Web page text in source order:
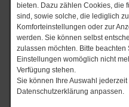
bieten. Dazu zählen Cookies, die
sind, sowie solche, die lediglich
Komforteinstellungen oder zur
werden. Sie können selbst
zulassen möchten. Bitte beachten
Einstellungen womöglich nicht
Verfügung stehen.
Sie können Ihre Auswahl
Datenschutzerklärung anpassen.
News-Ticker